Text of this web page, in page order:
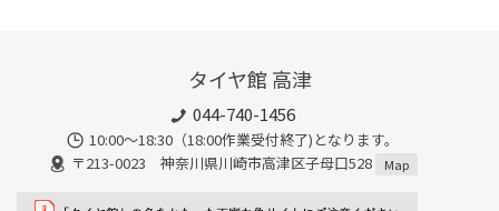
タイヤ館 高津
044-740-1456
10:00～18:30（18:00作業受付終了)となります。
〒213-0023 神奈川県川崎市高津区子母口528
Map